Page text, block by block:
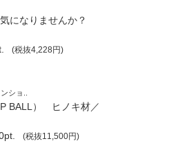
になりませんか？
(税抜4,228円)
ショ..
BALL） ヒノキ材／
(税抜11,500円)